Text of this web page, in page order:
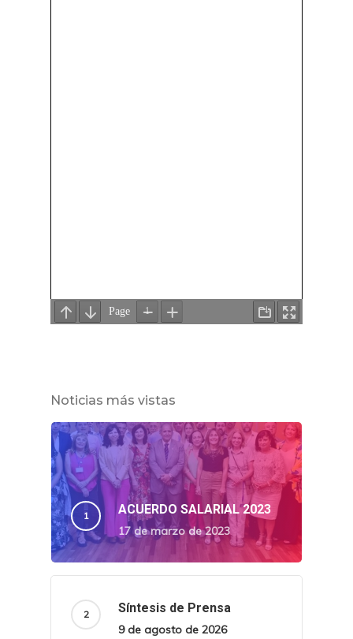
Noticias más vistas
ACUERDO SALARIAL 2023
17 de marzo de 2023
Síntesis de Prensa
9 de agosto de 2026